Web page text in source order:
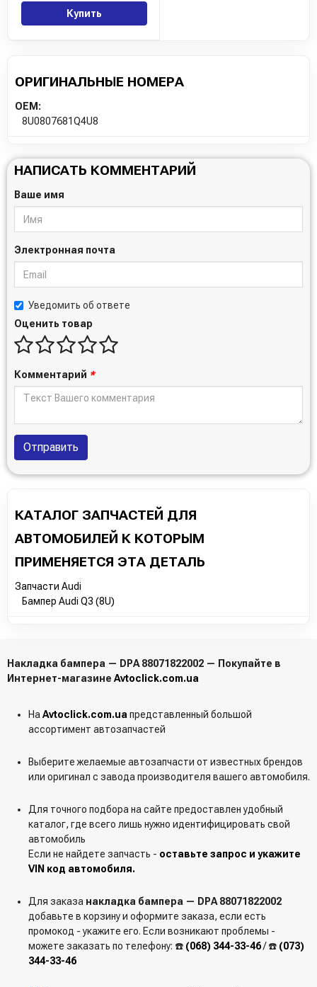
Купить
ОРИГИНАЛЬНЫЕ НОМЕРА
OEM:
8U0807681Q4U8
НАПИСАТЬ КОММЕНТАРИЙ
Ваше имя
Электронная почта
Уведомить об ответе
Оценить товар
Комментарий *
Отправить
КАТАЛОГ ЗАПЧАСТЕЙ ДЛЯ
АВТОМОБИЛЕЙ К КОТОРЫМ
ПРИМЕНЯЕТСЯ ЭТА ДЕТАЛЬ
Запчасти Audi
Бампер Audi Q3 (8U)
Накладка бампера — DPA 88071822002 — Покупайте в
Интернет-магазине Avtoclick.com.ua
НаAvtoclick.com.uaпредставленный большой
ассортимент автозапчастей
Выберите желаемые автозапчасти от известных брендов
или оригинал с завода производителя вашего автомобиля.
Для точного подбора на сайте предоставлен удобный
каталог, где всего лишь нужно идентифицировать свой
автомобиль
Если не найдете запчасть - оставьте запрос и укажите
VIN код автомобиля.
Для заказа накладка бампера — DPA 88071822002
добавьте в корзину и оформите заказа, если есть
промокод - укажите его. Если возникают проблемы -
можете заказать по телефону: ☎️ (068) 344-33-46/ ☎️ (073)
344-33-46